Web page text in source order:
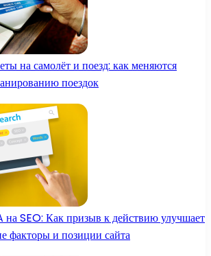
на самолёт и поезд: как меняются
поездок
SEO: Как призыв к действию улучшает
факторы и позиции сайта